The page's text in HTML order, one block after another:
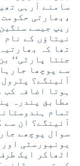
سامنے آرہی
،بھارتی
ریپ جیسے
نیتاؤں کے نام
تھا کہ
جنتا پارٹی‘‘
سے پوچھا
آئینگے؟
ہوتا اضافہ کب
مطابق پندرہ
تمام
آئینگے؟ ان سے
سوال پوچھے
یونیورسٹی
اٹھاکر ایک